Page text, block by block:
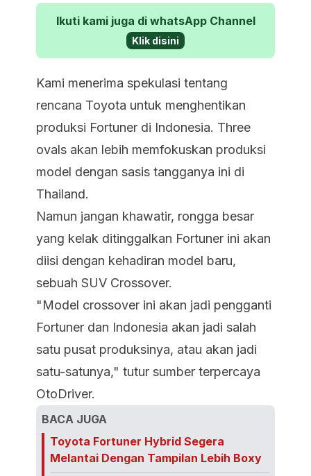
Ikuti kami juga di whatsApp Channel
Klik disini
Kami menerima spekulasi tentang
rencana Toyota untuk menghentikan
produksi Fortuner di Indonesia. Three
ovals akan lebih memfokuskan produksi
model dengan sasis tangganya ini di
Thailand.
Namun jangan khawatir, rongga besar
yang kelak ditinggalkan Fortuner ini akan
diisi dengan kehadiran model baru,
sebuah SUV Crossover.
"Model crossover ini akan jadi pengganti
Fortuner dan Indonesia akan jadi salah
satu pusat produksinya, atau akan jadi
satu-satunya," tutur sumber terpercaya
OtoDriver.
BACA JUGA
Toyota Fortuner Hybrid Segera
Melantai Dengan Tampilan Lebih Boxy